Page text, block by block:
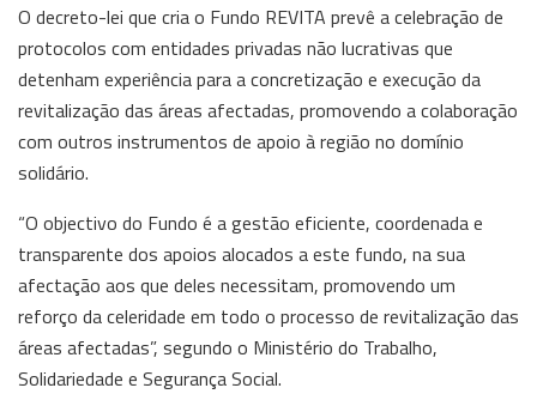
O decreto-lei que cria o Fundo REVITA prevê a celebração de
protocolos com entidades privadas não lucrativas que
detenham experiência para a concretização e execução da
revitalização das áreas afectadas, promovendo a colaboração
com outros instrumentos de apoio à região no domínio
solidário.
“O objectivo do Fundo é a gestão eficiente, coordenada e
transparente dos apoios alocados a este fundo, na sua
afectação aos que deles necessitam, promovendo um
reforço da celeridade em todo o processo de revitalização das
áreas afectadas”, segundo o Ministério do Trabalho,
Solidariedade e Segurança Social.